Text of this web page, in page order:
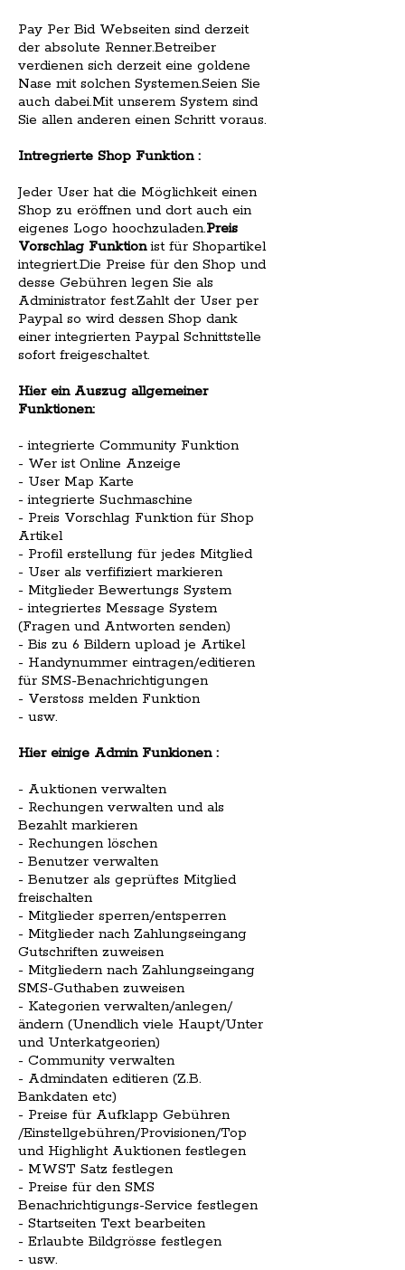
Pay Per Bid Webseiten sind derzeit
der absolute Renner.Betreiber
verdienen sich derzeit eine goldene
Nase mit solchen Systemen.Seien Sie
auch dabei.Mit unserem System sind
Sie allen anderen einen Schritt voraus.
Intregrierte Shop Funktion :
Jeder User hat die Möglichkeit einen
Shop zu eröffnen und dort auch ein
eigenes Logo hoochzuladen.Preis
Vorschlag Funktionist für Shopartikel
integriert.Die Preise für den Shop und
desse Gebühren legen Sie als
Administrator fest.Zahlt der User per
Paypal so wird dessen Shop dank
einer integrierten Paypal Schnittstelle
sofort freigeschaltet.
Hier ein Auszug allgemeiner
Funktionen:
- integrierte Community Funktion
- Wer ist Online Anzeige
- User Map Karte
- integrierte Suchmaschine
- Preis Vorschlag Funktion für Shop
Artikel
- Profil erstellung für jedes Mitglied
- User als verfifiziert markieren
- Mitglieder Bewertungs System
- integriertes Message System
(Fragen und Antworten senden)
- Bis zu 6 Bildern upload je Artikel
- Handynummer eintragen/editieren
für SMS-Benachrichtigungen
- Verstoss melden Funktion
- usw.
Hier einige Admin Funkionen :
- Auktionen verwalten
- Rechungen verwalten und als
Bezahlt markieren
- Rechungen löschen
- Benutzer verwalten
- Benutzer als geprüftes Mitglied
freischalten
- Mitglieder sperren/entsperren
- Mitglieder nach Zahlungseingang
Gutschriften zuweisen
- Mitgliedern nach Zahlungseingang
SMS-Guthaben zuweisen
- Kategorien verwalten/anlegen/
ändern (Unendlich viele Haupt/Unter
und Unterkatgeorien)
- Community verwalten
- Admindaten editieren (Z.B.
Bankdaten etc)
- Preise für Aufklapp Gebühren
/Einstellgebühren/Provisionen/Top
und Highlight Auktionen festlegen
- MWST Satz festlegen
- Preise für den SMS
Benachrichtigungs-Service festlegen
- Startseiten Text bearbeiten
- Erlaubte Bildgrösse festlegen
- usw.